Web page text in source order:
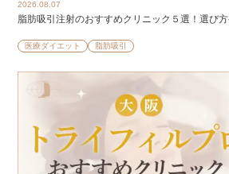
2026.08.07
脂肪吸引注射のおすすめクリニック５選！選び
医療ダイエット 脂肪吸引